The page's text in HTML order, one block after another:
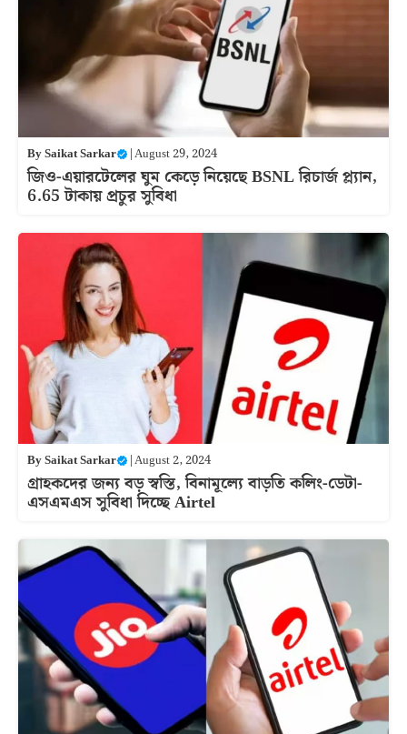
BySaikat Sarkar |August 29, 2024
জিও-এয়ারটেলের ঘুম কেড়ে নিয়েছে BSNL রিচার্জ প্ল্যান,
6.65 টাকায় প্রচুর সুবিধা
BySaikat Sarkar |August 2, 2024
গ্রাহকদের জন্য বড় স্বস্তি, বিনামূল্যে বাড়তি কলিং-ডেটা-
এসএমএস সুবিধা দিচ্ছে Airtel